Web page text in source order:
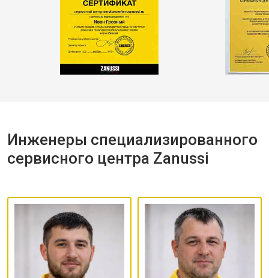
Инженеры специализированного
сервисного центра Zanussi